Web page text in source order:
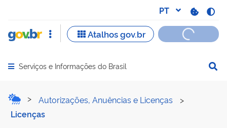
Abrir menu principal de navegação
Serviços e Informações do Brasil
Obter Licença para Uso
Autorizações, Anuências e Licenças
>
Licenças